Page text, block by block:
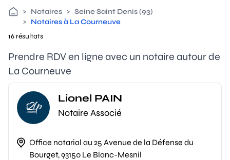
> Notaires > Seine Saint Denis (93)
> Notaires à La Courneuve
16 résultats
Prendre RDV en ligne avec un notaire autour de
La Courneuve
Lionel PAIN
Notaire Associé
Office notarial au 25 Avenue de la Défense du
Bourget, 93150 Le Blanc-Mesnil